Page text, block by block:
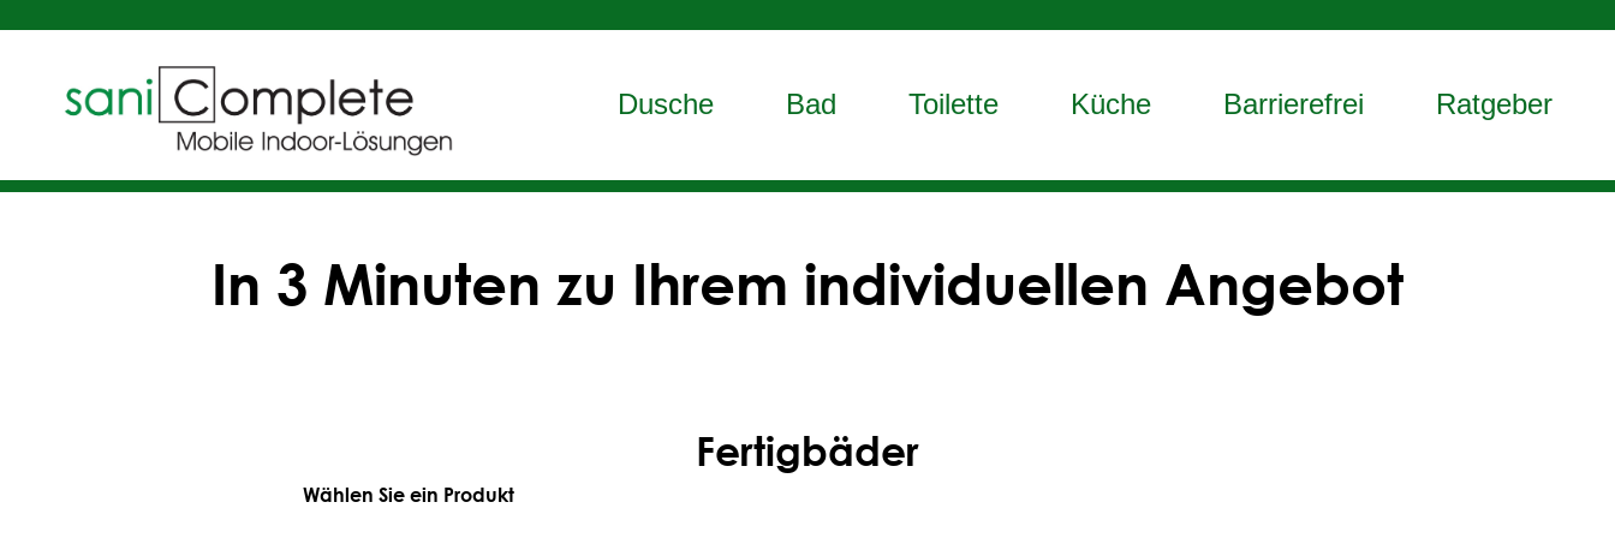
Dusche Bad Toilette Küche Barrierefrei Ratgeber
In 3 Minuten zu Ihrem individuellen Angebot
Fertigbäder
Wählen Sie ein Produkt